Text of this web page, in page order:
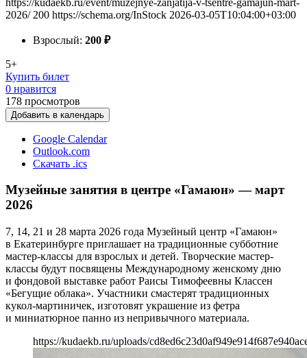
2026/ 200 https://schema.org/InStock 2026-03-05T10:04:00+03:00
Взрослый: 200 ₽
5+
Купить билет
0 нравится
178 просмотров
Добавить в календарь
Google Calendar
Outlook.com
Скачать .ics
Музейные занятия в центре «Гамаюн» — март
2026
7, 14, 21 и 28 марта 2026 года Музейный центр «Гамаюн»
в Екатеринбурге приглашает на традиционные субботние
мастер-классы для взрослых и детей. Творческие мастер-
классы будут посвящены Международному женскому дню
и фондовой выставке работ Раисы Тимофеевны Классен
«Бегущие облака». Участники смастерят традиционных
кукол-мартиничек, изготовят украшение из фетра
и миниатюрное панно из непривычного материала.
https://kudaekb.ru/uploads/